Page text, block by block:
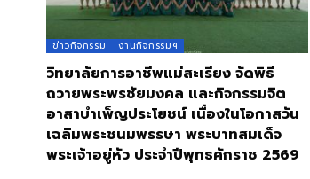
ข่าวกิจกรรม งานกิจกรรมฯ
วิทยาลัยการอาชีพแม่สะเรียง จัดพิธี
ถวายพระพรชัยมงคล และกิจกรรมจิต
อาสาบำเพ็ญประโยชน์ เนื่องในโอกาสวัน
เฉลิมพระชนมพรรษา พระบาทสมเด็จ
พระเจ้าอยู่หัว ประจำปีพุทธศักราช 2569